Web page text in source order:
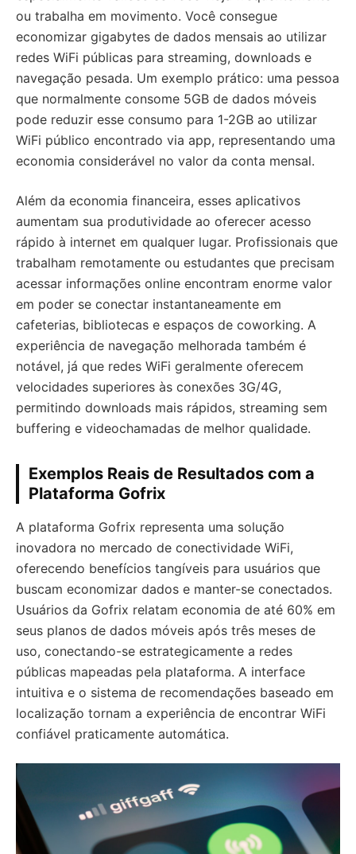
ou trabalha em movimento. Você consegue
economizar gigabytes de dados mensais ao utilizar
redes WiFi públicas para streaming, downloads e
navegação pesada. Um exemplo prático: uma pessoa
que normalmente consome 5GB de dados móveis
pode reduzir esse consumo para 1-2GB ao utilizar
WiFi público encontrado via app, representando uma
economia considerável no valor da conta mensal.
Além da economia financeira, esses aplicativos
aumentam sua produtividade ao oferecer acesso
rápido à internet em qualquer lugar. Profissionais que
trabalham remotamente ou estudantes que precisam
acessar informações online encontram enorme valor
em poder se conectar instantaneamente em
cafeterias, bibliotecas e espaços de coworking. A
experiência de navegação melhorada também é
notável, já que redes WiFi geralmente oferecem
velocidades superiores às conexões 3G/4G,
permitindo downloads mais rápidos, streaming sem
buffering e videochamadas de melhor qualidade.
Exemplos Reais de Resultados com a
Plataforma Gofrix
A plataforma Gofrix representa uma solução
inovadora no mercado de conectividade WiFi,
oferecendo benefícios tangíveis para usuários que
buscam economizar dados e manter-se conectados.
Usuários da Gofrix relatam economia de até 60% em
seus planos de dados móveis após três meses de
uso, conectando-se estrategicamente a redes
públicas mapeadas pela plataforma. A interface
intuitiva e o sistema de recomendações baseado em
localização tornam a experiência de encontrar WiFi
confiável praticamente automática.